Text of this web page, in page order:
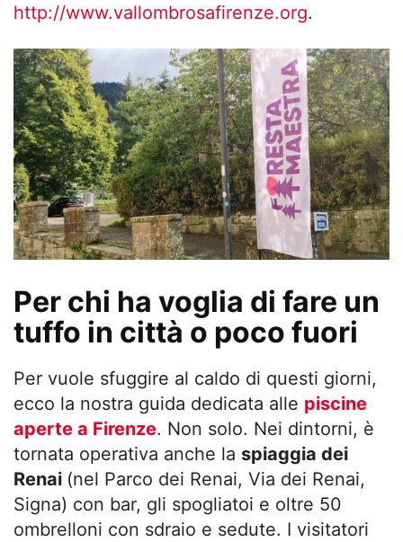
http://www.vallombrosafirenze.org.
Per chi ha voglia di fare un
tuffo in città o poco fuori
Per vuole sfuggire al caldo di questi giorni,
ecco la nostra guida dedicata alle piscine
aperte a Firenze. Non solo. Nei dintorni, è
tornata operativa anche la spiaggia dei
Renai (nel Parco dei Renai, Via dei Renai,
Signa) con bar, gli spogliatoi e oltre 50
ombrelloni con sdraio e sedute. I visitatori